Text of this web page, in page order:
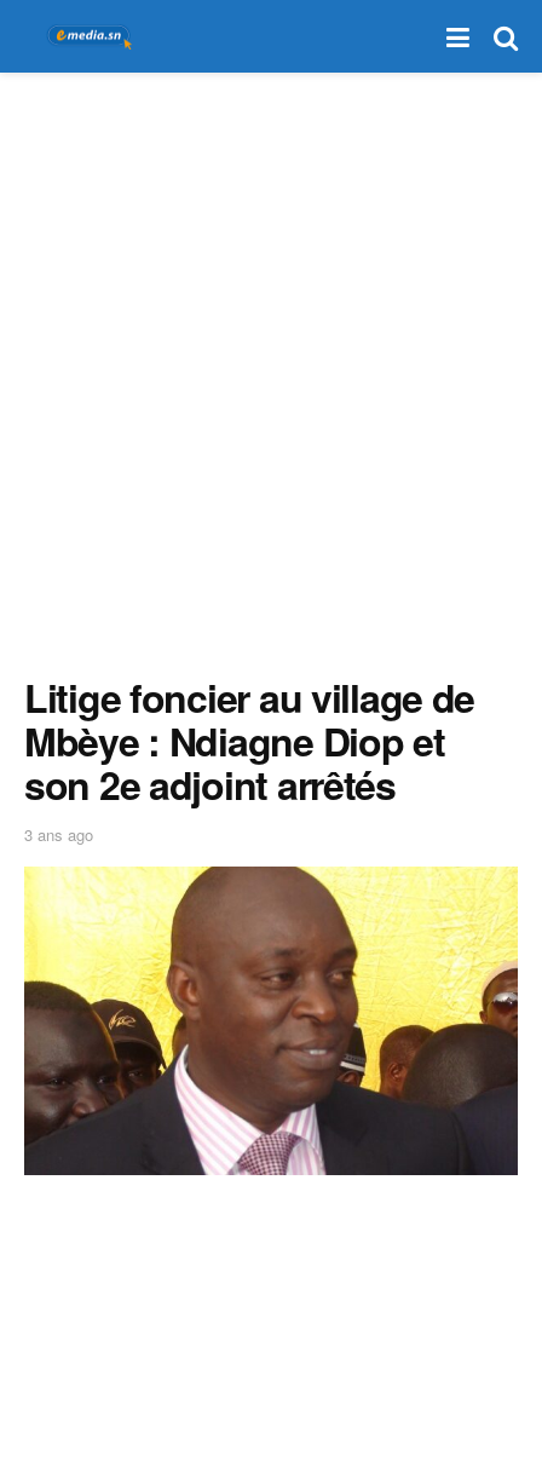
Litige foncier au village de
Mbèye : Ndiagne Diop et
son 2e adjoint arrêtés
3 ans ago